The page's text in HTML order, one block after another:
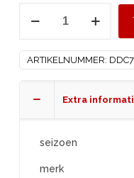
IMPERIUM
515
ARTIKELNUMMER:
Extra
seizoen
merk